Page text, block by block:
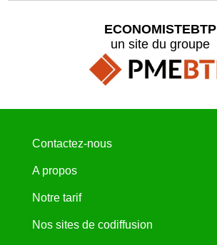
ECONOMISTEBTP
un site du groupe
Contactez-nous
A propos
Notre tarif
Nos sites de codiffusion